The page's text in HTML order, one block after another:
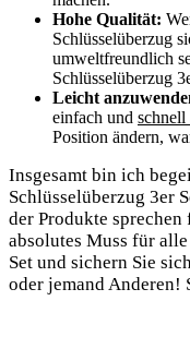
Hohe Qualität:
Schlüsselüberzug
umweltfreundlich
Schlüsselüberzug
Leicht
‌einfach und schnell
Position ändern,
Insgesamt bin ich
⁣Schlüsselüberzug 3er
der Produkte
‍absolutes Muss für
Set und ‌sichern ⁤Sie
oder jemand